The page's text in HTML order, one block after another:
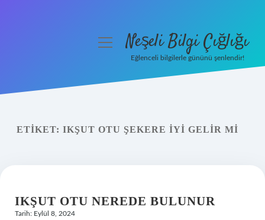
Yasal Uyarı
menüyüNeşeli Bilgi Çığlığı
Eğlenceli bilgilerle gününü şenlendir!
ETIKET: IKŞUT OTU ŞEKERE IYI GELIR MI
IKŞUT OTU NEREDE BULUNUR
Tarih: Eylül 8, 2024